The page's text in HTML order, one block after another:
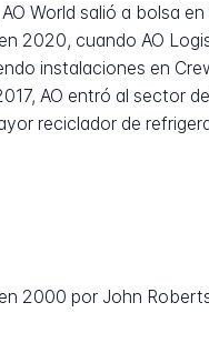
World salió a bolsa
2020, cuando AO
instalaciones en
AO entró al sector
reciclador de
2000 por John